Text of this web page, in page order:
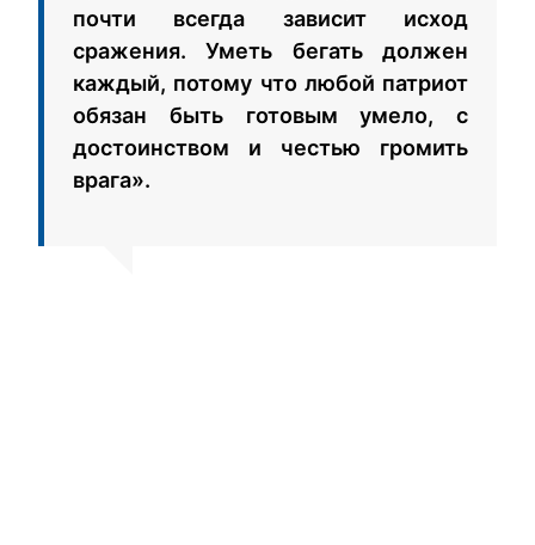
почти всегда зависит исход
сражения. Уметь бегать должен
каждый, потому что любой патриот
обязан быть готовым умело, с
достоинством и честью громить
врага».